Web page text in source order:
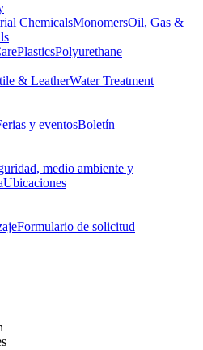
ChemicalsMonomersOil, Gas &
PlasticsPolyurethane
& LeatherWater Treatment
y eventosBoletín
medio ambiente y
Ubicaciones
Formulario de solicitud